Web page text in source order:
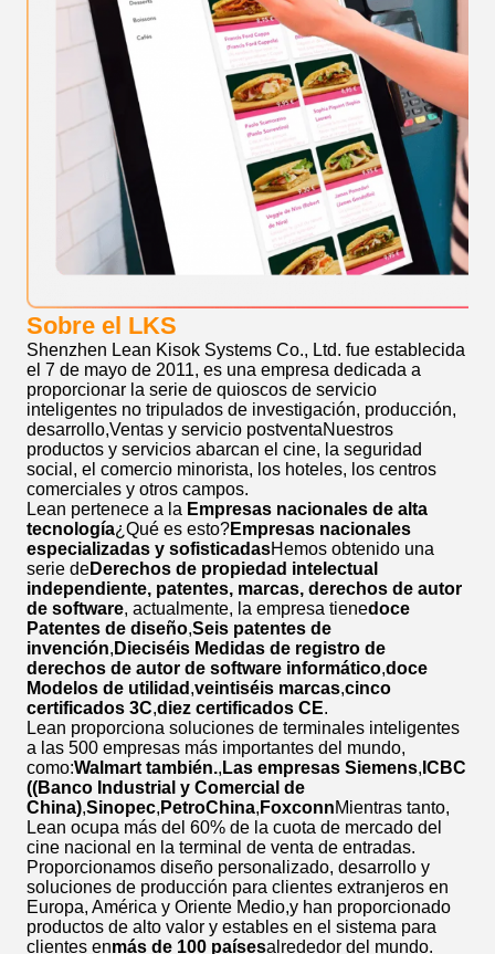
Sobre el LKS
Shenzhen Lean Kisok Systems Co., Ltd. fue establecida
el 7 de mayo de 2011, es una empresa dedicada a
proporcionar la serie de quioscos de servicio
inteligentes no tripulados de investigación, producción,
desarrollo,Ventas y servicio postventaNuestros
productos y servicios abarcan el cine, la seguridad
social, el comercio minorista, los hoteles, los centros
comerciales y otros campos.
Lean pertenece a la Empresas nacionales de alta
tecnología¿Qué es esto?Empresas nacionales
especializadas y sofisticadasHemos obtenido una
serie deDerechos de propiedad intelectual
independiente, patentes, marcas, derechos de autor
de software, actualmente, la empresa tienedoce
Patentes de diseño,Seis patentes de
invención, Dieciséis Medidas de registro de
derechos de autor de software informático,doce
Modelos de utilidad ,veintiséis marcas,cinco
certificados 3C,diez certificados CE.
Lean proporciona soluciones de terminales inteligentes
a las 500 empresas más importantes del mundo,
como:Walmart también., Las empresas Siemens, ICBC
((Banco Industrial y Comercial de
China),Sinopec, PetroChina, FoxconnMientras tanto,
Lean ocupa más del 60% de la cuota de mercado del
cine nacional en la terminal de venta de entradas.
Proporcionamos diseño personalizado, desarrollo y
soluciones de producción para clientes extranjeros en
Europa, América y Oriente Medio,y han proporcionado
productos de alto valor y estables en el sistema para
clientes enmás de 100 paísesalrededor del mundo.